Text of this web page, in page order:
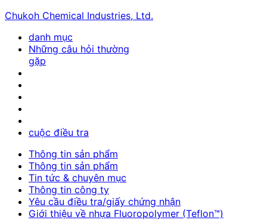
Chukoh Chemical Industries, Ltd.
danh mục
Những câu hỏi thường
gặp
cuộc điều tra
Thông tin sản phẩm
Thông tin sản phẩm
Tin tức & chuyên mục
Thông tin công ty
Yêu cầu điều tra/giấy chứng nhận
Giới thiệu về nhựa Fluoropolymer (Teflon™)